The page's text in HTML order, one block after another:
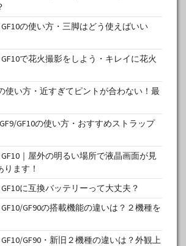
の使い方・三脚はどう使えばいい
で花火撮影をしよう・キレイに花火
使い方・近すぎてピントが合わない！最
GF10の使い方・おすすめストラップ
｜屋外の明るい場所で液晶画面が見
ます！
に互換バッテリーって大丈夫？
GF90の搭載機能の違いは？２機種を
GF90・新旧２機種の違いは？外観上